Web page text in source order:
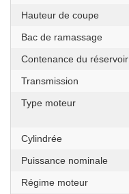
Hauteur de coupe
Bac de ramassage
Contenance du réservoir
Transmission
Type moteur
Cylindrée
Puissance nominale
Régime moteur